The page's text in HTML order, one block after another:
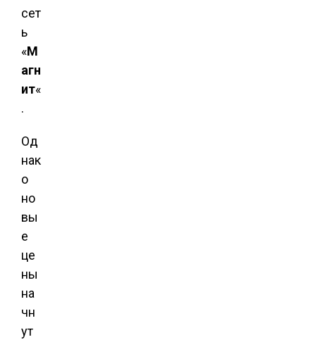
сет
ь
«М
агн
ит«
.
Од
нак
о
но
вы
е
це
ны
на
чн
ут